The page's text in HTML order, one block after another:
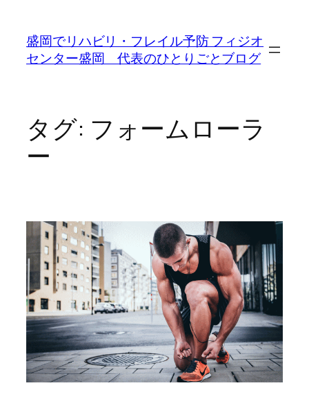
盛岡でリハビリ・フレイル予防 フィジオ
センター盛岡 代表のひとりごとブログ
タグ: フォームローラ
ー